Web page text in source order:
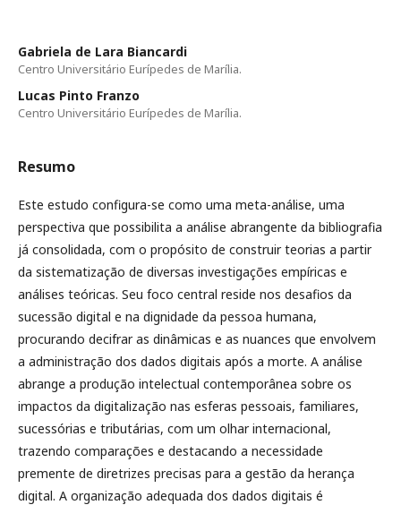
Gabriela de Lara Biancardi
Centro Universitário Eurípedes de Marília.
Lucas Pinto Franzo
Centro Universitário Eurípedes de Marília.
Resumo
Este estudo configura-se como uma meta-análise, uma
perspectiva que possibilita a análise abrangente da bibliografia
já consolidada, com o propósito de construir teorias a partir
da sistematização de diversas investigações empíricas e
análises teóricas. Seu foco central reside nos desafios da
sucessão digital e na dignidade da pessoa humana,
procurando decifrar as dinâmicas e as nuances que envolvem
a administração dos dados digitais após a morte. A análise
abrange a produção intelectual contemporânea sobre os
impactos da digitalização nas esferas pessoais, familiares,
sucessórias e tributárias, com um olhar internacional,
trazendo comparações e destacando a necessidade
premente de diretrizes precisas para a gestão da herança
digital. A organização adequada dos dados digitais é